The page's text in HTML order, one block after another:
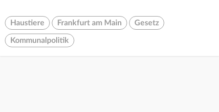
Haustiere Frankfurt am Main Gesetz
Kommunalpolitik